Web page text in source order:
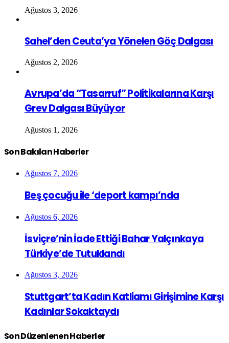
Ağustos 3, 2026
Sahel’den Ceuta’ya Yönelen Göç Dalgası
Ağustos 2, 2026
Avrupa’da “Tasarruf” Politikalarına Karşı
Grev Dalgası Büyüyor
Ağustos 1, 2026
Son Bakılan Haberler
Ağustos 7, 2026
Beş çocuğu ile ‘deport kampı’nda
Ağustos 6, 2026
İsviçre’nin İade Ettiği Bahar Yalçınkaya
Türkiye’de Tutuklandı
Ağustos 3, 2026
Stuttgart’ta Kadın Katliamı Girişimine Karşı
Kadınlar Sokaktaydı
Son Düzenlenen Haberler